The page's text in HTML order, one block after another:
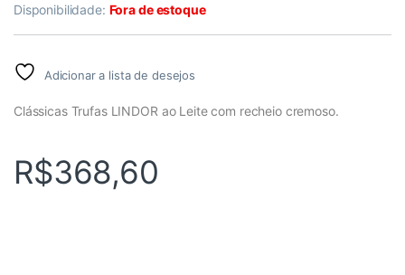
Disponibilidade: Fora de estoque
Adicionar a lista de desejos
Clássicas Trufas LINDOR ao Leite com recheio cremoso.
R$368,60